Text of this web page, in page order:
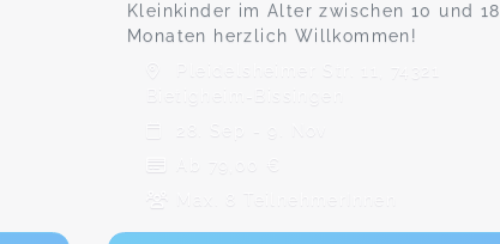
Kleinkinder im Alter zwischen 10 und 18
Monaten herzlich Willkommen!
Pleidelsheimer Str. 11, 74321
Bietigheim-Bissingen
28. Sep - 9. Nov
Ab 79,00 €
Max. 8 TeilnehmerInnen